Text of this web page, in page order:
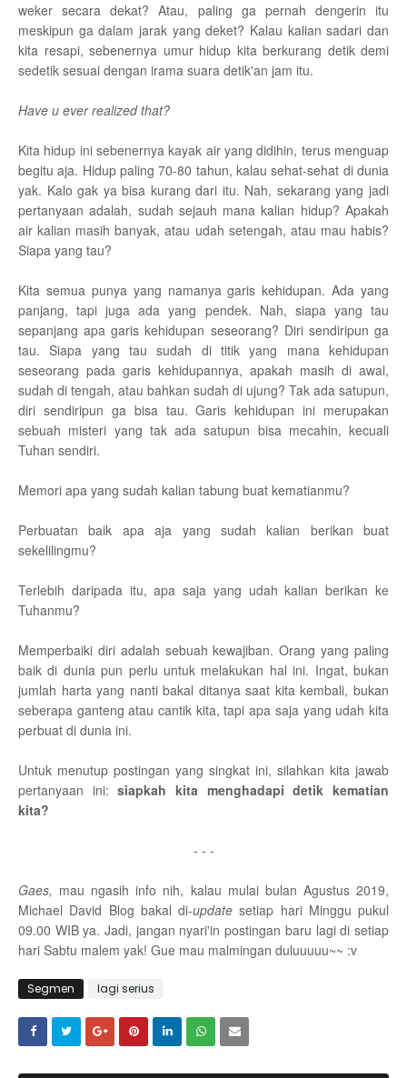
weker secara dekat? Atau, paling ga pernah dengerin itu
meskipun ga dalam jarak yang deket? Kalau kalian sadari dan
kita resapi, sebenernya umur hidup kita berkurang detik demi
sedetik sesuai dengan irama suara detik'an jam itu.
Have u ever realized that?
Kita hidup ini sebenernya kayak air yang didihin, terus menguap
begitu aja. Hidup paling 70-80 tahun, kalau sehat-sehat di dunia
yak. Kalo gak ya bisa kurang dari itu. Nah, sekarang yang jadi
pertanyaan adalah, sudah sejauh mana kalian hidup? Apakah
air kalian masih banyak, atau udah setengah, atau mau habis?
Siapa yang tau?
Kita semua punya yang namanya garis kehidupan. Ada yang
panjang, tapi juga ada yang pendek. Nah, siapa yang tau
sepanjang apa garis kehidupan seseorang? Diri sendiripun ga
tau. Siapa yang tau sudah di titik yang mana kehidupan
seseorang pada garis kehidupannya, apakah masih di awal,
sudah di tengah, atau bahkan sudah di ujung? Tak ada satupun,
diri sendiripun ga bisa tau. Garis kehidupan ini merupakan
sebuah misteri yang tak ada satupun bisa mecahin, kecuali
Tuhan sendiri.
Memori apa yang sudah kalian tabung buat kematianmu?
Perbuatan baik apa aja yang sudah kalian berikan buat
sekelilingmu?
Terlebih daripada itu, apa saja yang udah kalian berikan ke
Tuhanmu?
Memperbaiki diri adalah sebuah kewajiban. Orang yang paling
baik di dunia pun perlu untuk melakukan hal ini. Ingat, bukan
jumlah harta yang nanti bakal ditanya saat kita kembali, bukan
seberapa ganteng atau cantik kita, tapi apa saja yang udah kita
perbuat di dunia ini.
Untuk menutup postingan yang singkat ini, silahkan kita jawab
pertanyaan ini:siapkah kita menghadapi detik kematian
kita?
- - -
Gaes, mau ngasih info nih, kalau mulai bulan Agustus 2019,
Michael David Blog bakal di-update setiap hari Minggu pukul
09.00 WIB ya. Jadi, jangan nyari'in postingan baru lagi di setiap
hari Sabtu malem yak! Gue mau malmingan duluuuuu~~ :v
Segmen lagi serius